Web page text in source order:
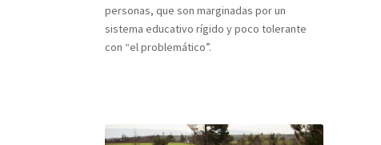
personas, que son marginadas por un
sistema educativo rígido y poco tolerante
con “el problemático”.